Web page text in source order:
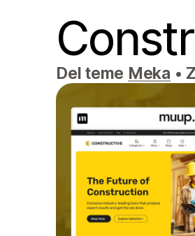
Del teme Meka •